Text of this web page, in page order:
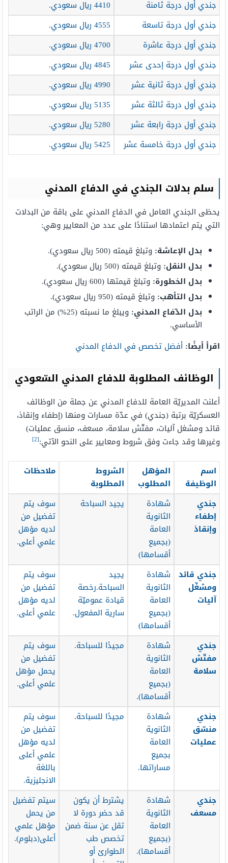
جندي أول درجة ثامنة
4410 ريال سعودي.
جندي أول درجة تاسعة
4555 ريال سعودي.
جندي أول درجة عاشرة
4700 ريال سعودي.
جندي أول درجة إحدى عشر
4845 ريال سعودي.
جندي أول درجة ثانية عشر
4990 ريال سعودي.
جندي أول درجة ثالثة عشر
5135 ريال سعودي.
جندي أول درجة رابعة عشر
5280 ريال سعودي.
جندي أول درجة خامسة عشر
5425 ريال سعودي.
سلم بدلات الجندي في الدفاع المدني
يحظى الجندي العامل في الدفاع المدني على باقة من البدلات
التي يتم اعتمادها استنادًا على عدد من المعايير وهي:
بدل الإعاشة: وتبلغ قيمته (500 ريال سعودي).
بدل النقل: وتبلغ قيمته (500 ريال سعودي).
بدل الخطورة: وتبلغ قيمتها (600 ريال سعودي).
بدل التأهب: وتبلغ قيمته (950 ريال سعودي).
بدل الدّفاع المدني:
ويبلغ ما نسبته (25%) من الراتب
الأساسي.
اقرأ أيضًا: أفضل تخصص في الدفاع المدني
الوظائف المطلوبة للدفاع المدني السّعودي
أعلنت المديريّة العامة للدفاع المدني عن جملة من الوظائف
العسكريّة برتبة (جندي) في عدّة مسارات ومنها (إطفاء وإنقاذ،
قائد ومشغل آليات، مفتّش سلامة، مسعف، منسق عمليات)
وغيرها وقد جاءت وفق شروط ومعايير على النحو الآتي:[2]
اسم
الوظيفة
المؤهل
المطلوب
الشروط
المطلوبة
ملاحظات
جندي
إطفاء
وإنقاذ
شهادة
الثانوية
العامة
(بجميع
أقسامها)
يجيد السباحة
سوف يتم
تفضيل من
لديه مؤهل
علمي أعلى.
جندي قائد
ومشغّل
آليات
شهادة
الثانوية
العامة
(بجميع
أقسامها)
يجيد
السباحة.رخصة
قيادة عموميّة
سارية المفعول.
سوف يتم
تفضيل من
لديه مؤهل
علمي أعلى.
جندي
مفتّش
سلامة
شهادة
الثانوية
العامة
(بجميع
أقسامها).
مجيدًا للسباحة.
سوف يتم
تفضيل من
يحمل مؤهل
علمي أعلى.
جندي
منسّق
عمليات
شهادة
الثانوية
العامة
بجميع
مساراتها.
مجيدًا للسباحة.
سوف يتم
تفضيل من
لديه مؤهل
علمي أعلى
باللغة
الانجليزية.
جندي
مسعف
شهادة
الثانوية
العامة
(بجميع
أقسامها).
يشترط أن يكون
قد حضر دورة لا
تقل عن سنة ضمن
تخصص طب
الطوارئ أو
سيتم تفضيل
من يحمل
مؤهل علمي
أعلى(دبلوم).